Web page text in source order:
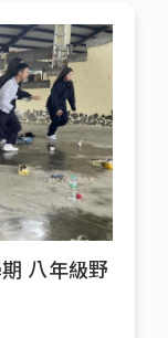
八年級野